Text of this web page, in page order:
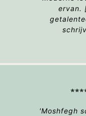
ervan.
'Moshfegh